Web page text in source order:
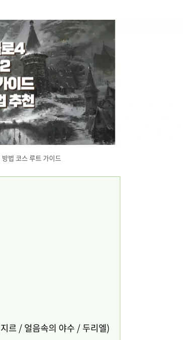
법 코스 루트 가이드
르 / 얼음속의 야수 / 두리엘)